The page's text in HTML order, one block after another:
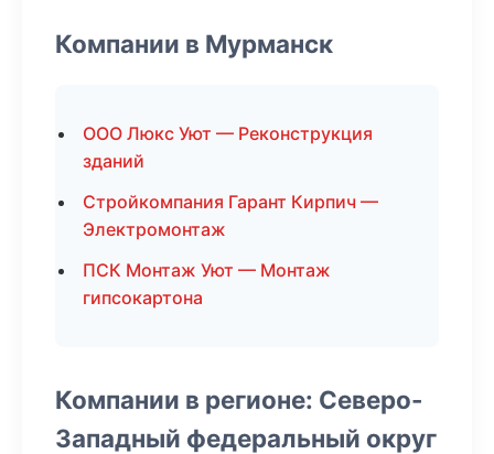
Компании в Мурманск
ООО Люкс Уют — Реконструкция
зданий
Стройкомпания Гарант Кирпич —
Электромонтаж
ПСК Монтаж Уют — Монтаж
гипсокартона
Компании в регионе: Северо-
Западный федеральный округ